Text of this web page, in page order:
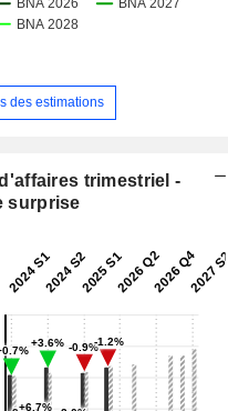
/ dr
%
%
%
des estimations
trimestriel -
surprise